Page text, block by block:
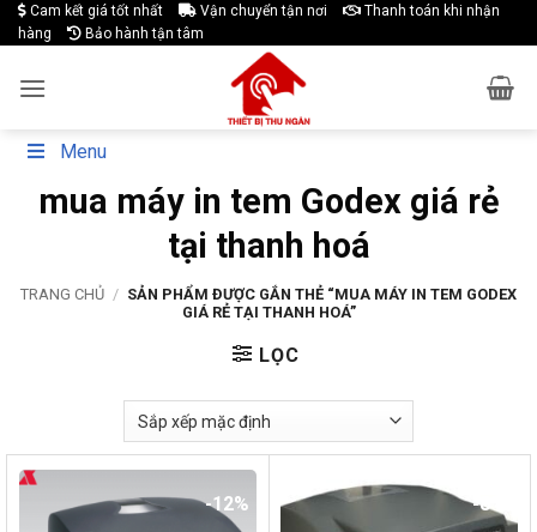
Skip
to
Cam kết giá tốt nhất Vận chuyển tận nơi
Thanh toán khi nhận
hàng
Bảo hành tận tâm
Menu
mua máy in tem Godex giá rẻ
tại thanh hoá
TRANG CHỦ / SẢN PHẨM ĐƯỢC GẮN THẺ “MUA MÁY IN TEM GODEX
GIÁ RẺ TẠI THANH HOÁ”
LỌC
-12% -8%